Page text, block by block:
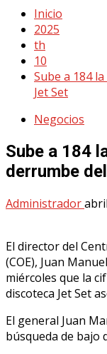
Inicio
2025
th
10
Sube a 184
Jet Set
Negocios
Sube a 184
derrumbe
Administrador
El director del
(COE), Juan
miércoles que la
discoteca Jet Set
El general Juan
búsqueda de bajo